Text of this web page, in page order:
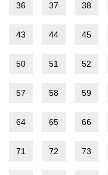
36 37 38
43 44 45
50 51 52
57 58 59
64 65 66
71 72 73